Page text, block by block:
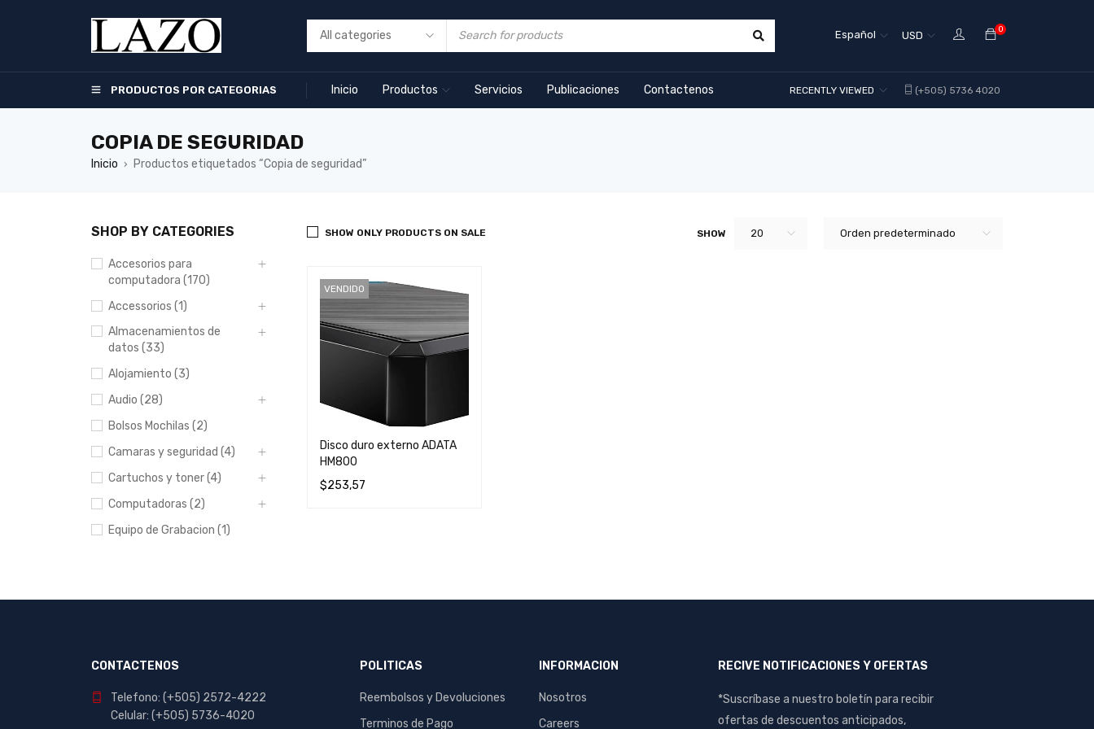
0
USD
Español
PRODUCTOS POR CATEGORIAS Inicio Productos Servicios Publicaciones Contactenos (+505) 5736 4020
RECENTLY VIEWED
COPIA DE SEGURIDAD
Inicio › Productos etiquetados “Copia de seguridad”
SHOP BY CATEGORIES
Accesorios para
computadora (170)
Accessorios (1)
Almacenamientos de
datos (33)
Alojamiento (3)
Audio (28)
Bolsos Mochilas (2)
Camaras y seguridad (4)
Cartuchos y toner (4)
Computadoras (2)
Equipo de Grabacion (1)
Muebles (1)
Portables y
Orden predeterminado
SHOW 20
SHOW ONLY PRODUCTS ON SALE
VENDIDO
Disco duro externo ADATA
HM800
$253,57
CONTACTENOS
Telefono: (+505) 2572-4222
Celular: (+505) 5736-4020
POLITICAS
Reembolsos y Devoluciones
Terminos de Pago
INFORMACION
Nosotros
Careers
RECIVE NOTIFICACIONES Y OFERTAS
*Suscríbase a nuestro boletín para recibir
ofertas de descuentos anticipados,